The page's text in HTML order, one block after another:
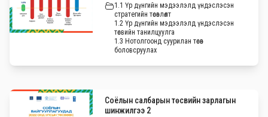
1.1 Үр дүнгийн мэдээлэлд үндэслэсэн
стратегийн төсөвлөлт
1.2 Үр дүнгийн мэдээлэлд үндэслэсэн
төсвийн танилцуулга
1.3 Нотолгоонд суурилан төсөв
боловсруулах
Соёлын салбарын төсвийн зарлагын
шинжилгээ 2